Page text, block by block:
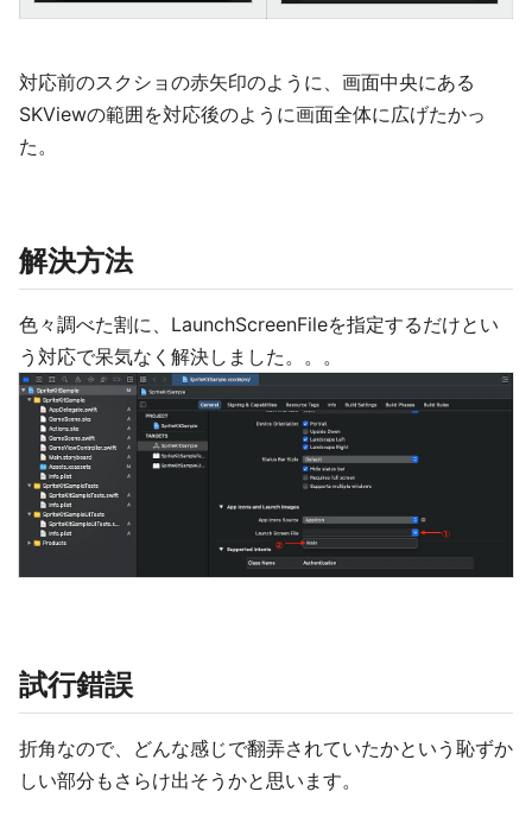
対応前のスクショの赤矢印のように、画面中央にある
SKViewの範囲を対応後のように画面全体に広げたかっ
た。
解決方法
色々調べた割に、LaunchScreenFileを指定するだけとい
う対応で呆気なく解決しました。。。
試行錯誤
折角なので、どんな感じで翻弄されていたかという恥ずか
しい部分もさらけ出そうかと思います。